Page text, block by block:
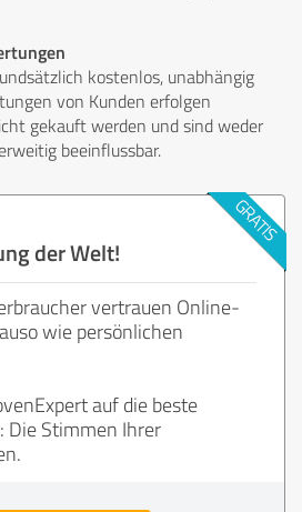
kostenlos, unabhängig
von Kunden erfolgen
gekauft werden und sind weder
beeinflussbar.
der Welt!
vertrauen Online-
wie persönlichen
auf die beste
Die Stimmen Ihrer